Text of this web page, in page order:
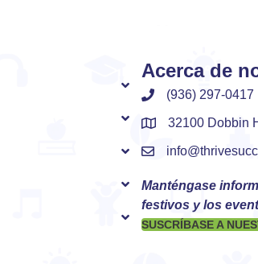
Acerca de
(936) 297-0417
32100 Dobbin
Manténgase
festivos y los
SUSCRÍBASE A